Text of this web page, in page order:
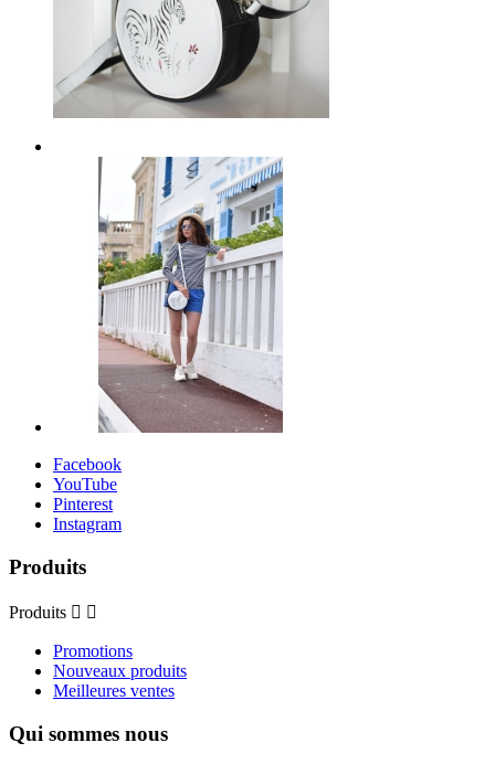
Facebook
YouTube
Pinterest
Instagram
Produits
Produits  
Promotions
Nouveaux produits
Meilleures ventes
Qui sommes nous